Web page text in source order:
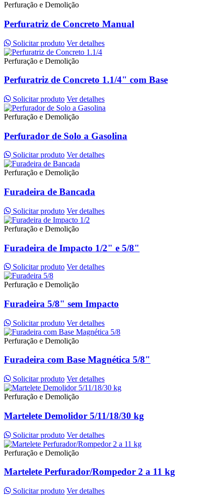
Perfuração e Demolição
Perfuratriz de Concreto Manual
Solicitar produto Ver detalhes
Perfuração e Demolição
Perfuratriz de Concreto 1.1/4" com Base
Solicitar produto Ver detalhes
Perfuração e Demolição
Perfurador de Solo a Gasolina
Solicitar produto Ver detalhes
Perfuração e Demolição
Furadeira de Bancada
Solicitar produto Ver detalhes
Perfuração e Demolição
Furadeira de Impacto 1/2" e 5/8"
Solicitar produto Ver detalhes
Perfuração e Demolição
Furadeira 5/8" sem Impacto
Solicitar produto Ver detalhes
Perfuração e Demolição
Furadeira com Base Magnética 5/8"
Solicitar produto Ver detalhes
Perfuração e Demolição
Martelete Demolidor 5/11/18/30 kg
Solicitar produto Ver detalhes
Perfuração e Demolição
Martelete Perfurador/Rompedor 2 a 11 kg
Solicitar produto Ver detalhes